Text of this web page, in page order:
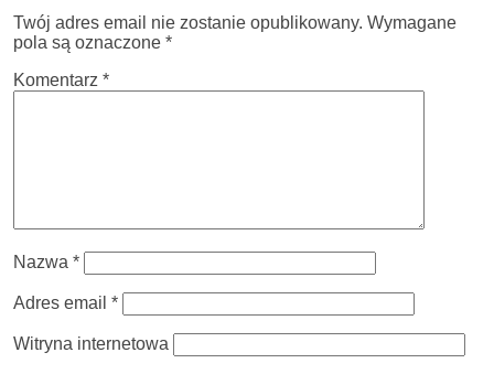
Twój adres email nie zostanie opublikowany. Wymagane
pola są oznaczone *
Komentarz *
Nazwa *
Adres email *
Witryna internetowa